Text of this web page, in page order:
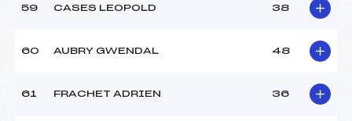
59 CASES LEOPOLD 38
60 AUBRY GWENDAL 48
61 FRACHET ADRIEN 36